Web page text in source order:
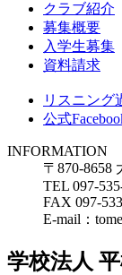
クラブ紹介
募集概要
入学生募集
資料請求
リスニング
公式
INFORMATION
〒870-8658
TEL 097-
FAX 097-
E-mail：
学校法人